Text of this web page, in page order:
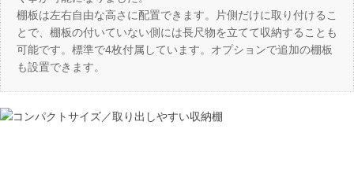
棚板は左右自由な高さに配置できます。片側だけに取り付けるこ
とで、棚板の付いていない側には長尺物を立てて収納することも
可能です。標準で4枚付属しています。オプションで追加の棚板
も設置できます。